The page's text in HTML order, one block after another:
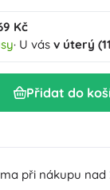
Kč
· U vás v úterý
Přidat do
při nákupu nad